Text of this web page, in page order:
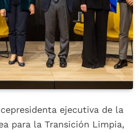
ejecutiva de la
para la Transición Limpia,